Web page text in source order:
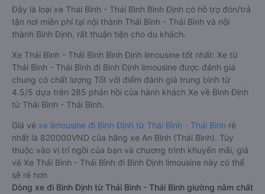
Đây là loại xe Thái Bình - Thái Bình Bình Định có hỗ trợ đón/trả
tận nơi miễn phí tại nội thành Thái Bình - Thái Bình và nội
thành Bình Định, rất thuận tiện cho du khách.
Xe Thái Bình - Thái Bình Bình Định limousine tốt nhất: Xe từ
Thái Bình - Thái Bình đi Bình Định limousine được đánh giá
chung có chất lượng Tốt với điểm đánh giá trung bình từ
4.5/5 dựa trên 285 phản hồi của hành khách Xe về Bình Định
từ Thái Bình - Thái Bình.
Giá vé xe limousine đi Bình Định từ Thái Bình - Thái Bình rẻ
nhất là 820000VND của hãng xe An Bình (Thái Bình). Tùy
thuộc vào vị trí ngồi của bạn và chương trình khuyến mãi, giá
vé Xe Thái Bình - Thái Bình đi Bình Định limousine này có thể
sẽ rẻ hơn
Dòng xe đi Bình Định từ Thái Bình - Thái Bình giường nằm chất